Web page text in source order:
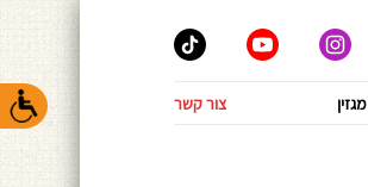
מגזין צור קשר